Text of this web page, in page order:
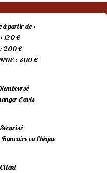
à partir de :
120 €
: 200 €
: 300 €
d’avis
ou Chèque